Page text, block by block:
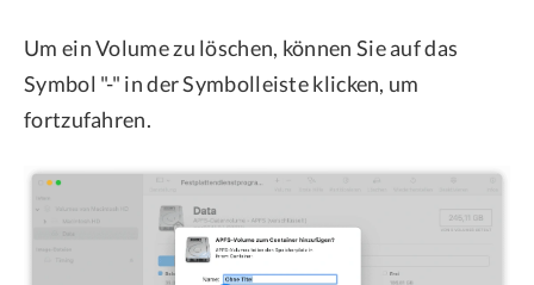
Um ein Volume zu löschen, können Sie auf das
Symbol "-" in der Symbolleiste klicken, um
fortzufahren.